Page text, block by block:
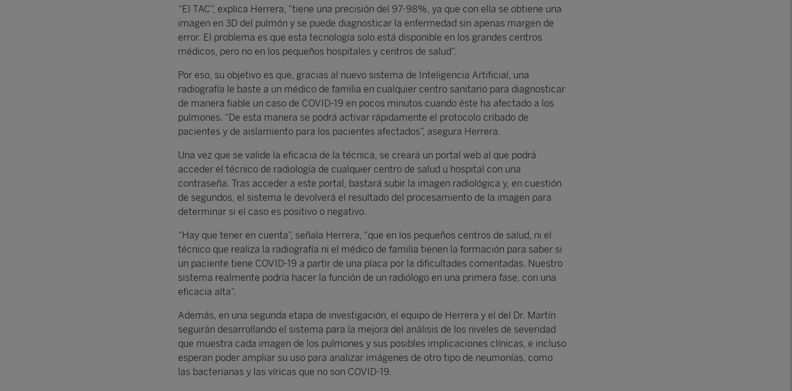
“El TAC”, explica Herrera, “tiene una precisión del 97-98%, ya que con ella se obtiene una
imagen en 3D del pulmón y se puede diagnosticar la enfermedad sin apenas margen de
error. El problema es que esta tecnología solo está disponible en los grandes centros
médicos, pero no en los pequeños hospitales y centros de salud”.
Por eso, su objetivo es que, gracias al nuevo sistema de Inteligencia Artificial, una
radiografía le baste a un médico de familia en cualquier centro sanitario para diagnosticar
de manera fiable un caso de COVID-19 en pocos minutos cuando éste ha afectado a los
pulmones. “De esta manera se podrá activar rápidamente el protocolo cribado de
pacientes y de aislamiento para los pacientes afectados”, asegura Herrera.
Una vez que se valide la eficacia de la técnica, se creará un portal web al que podrá
acceder el técnico de radiología de cualquier centro de salud u hospital con una
contraseña. Tras acceder a este portal, bastará subir la imagen radiológica y, en cuestión
de segundos, el sistema le devolverá el resultado del procesamiento de la imagen para
determinar si el caso es positivo o negativo.
“Hay que tener en cuenta”, señala Herrera, “que en los pequeños centros de salud, ni el
técnico que realiza la radiografía ni el médico de familia tienen la formación para saber si
un paciente tiene COVID-19 a partir de una placa por la dificultades comentadas. Nuestro
sistema realmente podría hacer la función de un radiólogo en una primera fase, con una
eficacia alta”.
Además, en una segunda etapa de investigación, el equipo de Herrera y el del Dr. Martín
seguirán desarrollando el sistema para la mejora del análisis de los niveles de severidad
que muestra cada imagen de los pulmones y sus posibles implicaciones clínicas, e incluso
esperan poder ampliar su uso para analizar imágenes de otro tipo de neumonías, como
las bacterianas y las víricas que no son COVID-19.